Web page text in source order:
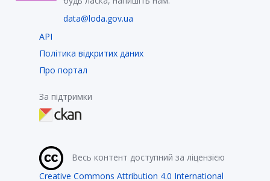
data@loda.gov.ua
API
Політика відкритих даних
Про портал
За підтримки
Весь контент доступний за ліцензією
Creative Commons Attribution 4.0 International